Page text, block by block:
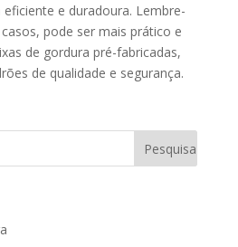
e duradoura. Lembre-
pode ser mais prático e
de gordura pré-fabricadas,
de qualidade e segurança.